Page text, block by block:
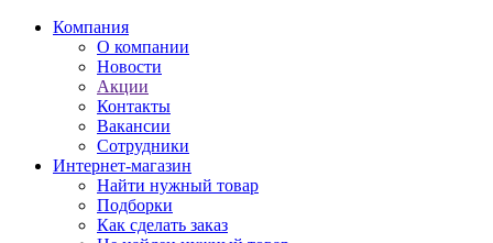
Компания
О компании
Новости
Акции
Контакты
Вакансии
Сотрудники
Интернет-магазин
Найти нужный товар
Подборки
Как сделать заказ